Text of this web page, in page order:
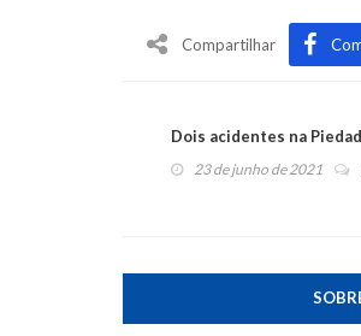
Compartilhar
Dois acidentes na
23 de junho de 2021